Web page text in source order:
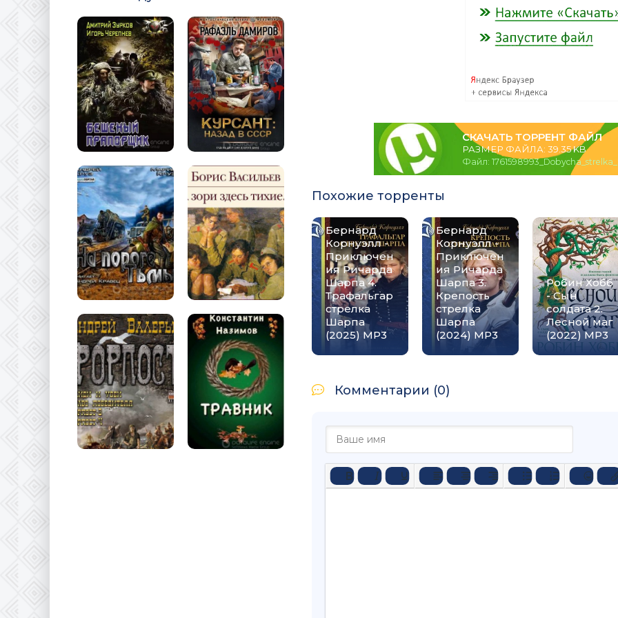
СКАЧАТЬ ТОРРЕНТ ФАЙЛ
РАЗМЕР ФАЙЛА: 39.35 KB
Файл:
Похожие торренты
Бернард
Корнуэлл -
Приключен
ия Ричарда
Шарпа 4.
Трафальгар
стрелка
Шарпа
(2025) MP3
Бернард
Корнуэлл -
Приключен
ия Ричарда
Шарпа 3.
Крепость
стрелка
Шарпа
(2024) MP3
Робин Хобб
- Сын
солдата 2.
Лесной маг
(2022) MP3
Комментарии (0)